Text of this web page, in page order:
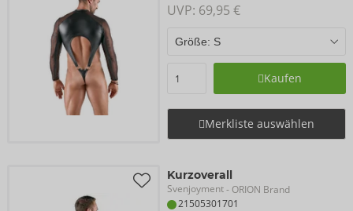
UVP: 69,95 €
Kaufen
Merkliste auswählen
Kurzoverall
Svenjoyment- ORION Brand
21505301701